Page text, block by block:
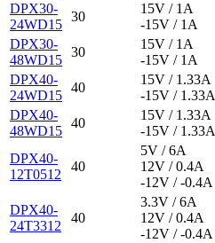
DPX30-
24WD15
30
15V / 1A
-15V / 1A
DPX30-
48WD15
30
15V / 1A
-15V / 1A
DPX40-
24WD15
40
15V / 1.33A
-15V / 1.33A
DPX40-
48WD15
40
15V / 1.33A
-15V / 1.33A
DPX40-
12T0512
40
5V / 6A
12V / 0.4A
-12V / -0.4A
DPX40-
24T3312
40
3.3V / 6A
12V / 0.4A
-12V / -0.4A